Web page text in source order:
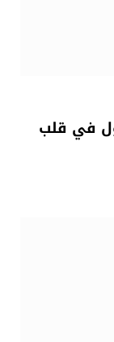
في قلب